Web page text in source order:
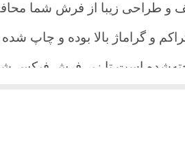
و طراحی زیبا از فرش شما
و گراماژ بالا بوده و چاپ
است تا زیر فرش